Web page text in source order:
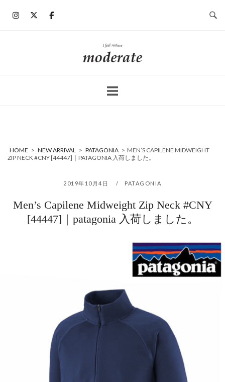
ホ
ー
HOME > NEW ARRIVAL > PATAGONIA > MEN’S CAPILENE MIDWEIGHT
ZIP NECK #CNY [44447]｜PATAGONIA 入荷しました。
2019年10月4日 PATAGONIA
Men’s Capilene Midweight Zip Neck #CNY
[44447]｜patagonia 入荷しました。